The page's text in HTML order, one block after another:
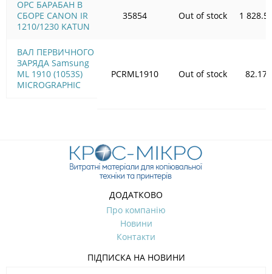
OPC БАРАБАН В
СБОРЕ CANON IR
1210/1230 KATUN
ВАЛ ПЕРВИЧНОГО
ЗАРЯДА Samsung
ML 1910 (1053S)
MICROGRAPHIC
35854 Out of stock 1
PCRML1910 Out of stock 82.17
ДОДАТКОВО
Про компанію
Новини
Контакти
ПІДПИСКА НА НОВИНИ